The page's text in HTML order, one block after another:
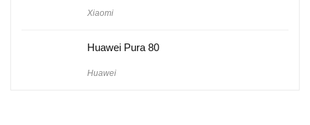
Xiaomi
Huawei Pura 80
Huawei